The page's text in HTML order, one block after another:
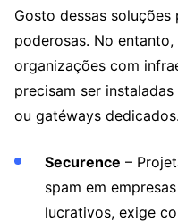
Gosto dessas
poderosas. No
organizações com
precisam ser
ou gatéways dedicados.
Securence –
spam em
lucrativos, exige